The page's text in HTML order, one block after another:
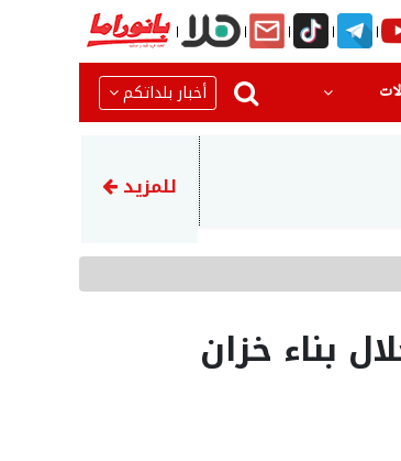
أخبار بلداتكم
انطلاق مخيم كرة القدم
للمزيد
بناء خزان